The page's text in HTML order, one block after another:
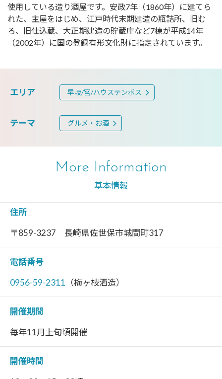
使用している造り酒屋です。安政7年（1860年）に建てら
れた、主屋をはじめ、江戸時代末期建造の瓶詰所、旧む
ろ、旧仕込蔵、大正期建造の貯蔵庫など7棟が平成14年
（2002年）に国の登録有形文化財に指定されています。
エリア 早岐/宮/ハウステンボス
テーマ グルメ・お酒
More Information
基本情報
住所
〒859-3237 長崎県佐世保市城間町317
電話番号
0956-59-2311 （梅ヶ枝酒造）
開催期間
毎年11月上旬頃開催
開催時間